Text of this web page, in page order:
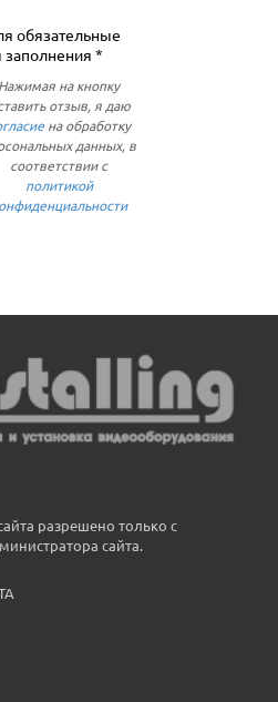
обязательные
заполнения *
Нажимая на кнопку
отзыв, я даю
на обработку
данных, в
соответствии с
политикой
разрешено только с
сайта.